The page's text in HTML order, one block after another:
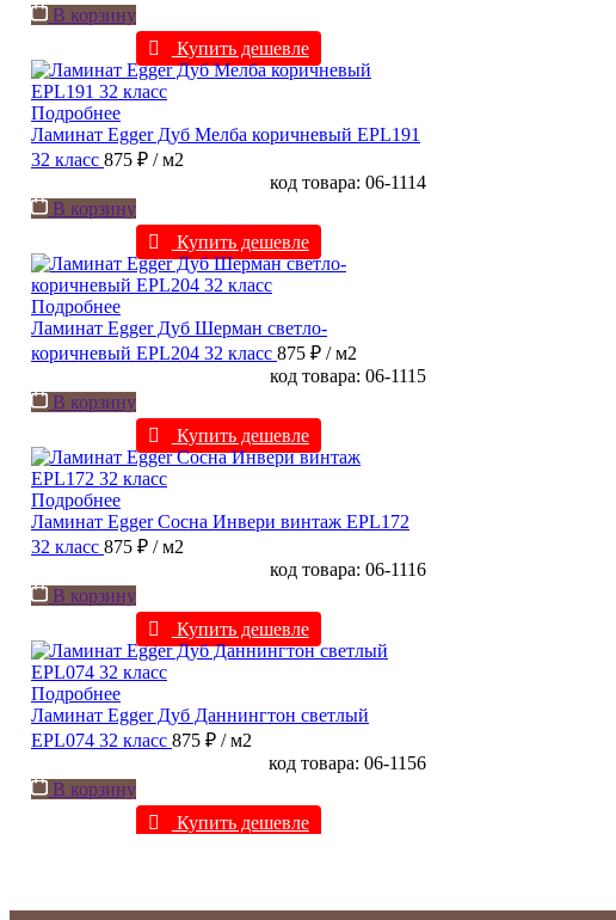
В корзину
Купить дешевле
Подробнее
Ламинат Egger Дуб Мелба коричневый EPL191
32 класс 875 ₽ / м2
код товара: 06-1114
В корзину
Купить дешевле
Подробнее
Ламинат Egger Дуб Шерман светло-
коричневый EPL204 32 класс 875 ₽ / м2
код товара: 06-1115
В корзину
Купить дешевле
Подробнее
Ламинат Egger Сосна Инвери винтаж EPL172
32 класс 875 ₽ / м2
код товара: 06-1116
В корзину
Купить дешевле
Подробнее
Ламинат Egger Дуб Даннингтон светлый
EPL074 32 класс 875 ₽ / м2
код товара: 06-1156
В корзину
Купить дешевле